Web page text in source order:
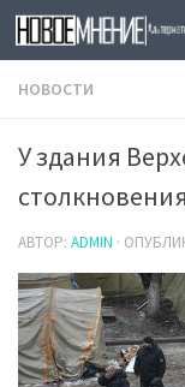
Skip to content
НОВОСТИ
У здания
столкновения
АВТОР: ADMIN ·